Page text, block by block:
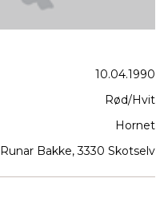
10.04.1990
Rød/Hvit
Hornet
Runar Bakke, 3330 Skotselv